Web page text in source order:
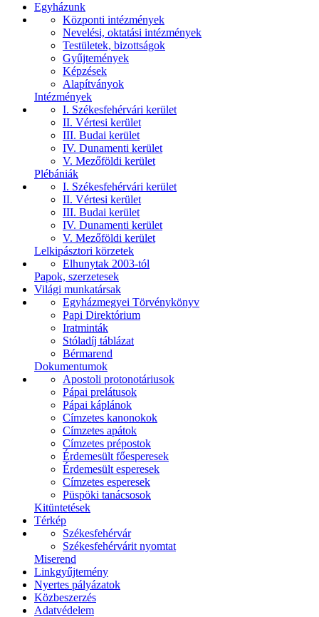
Egyházunk
Központi intézmények
Nevelési, oktatási intézmények
Testületek, bizottságok
Gyűjtemények
Képzések
Alapítványok
Intézmények
I. Székesfehérvári kerület
II. Vértesi kerület
III. Budai kerület
IV. Dunamenti kerület
V. Mezőföldi kerület
Plébániák
I. Székesfehérvári kerület
II. Vértesi kerület
III. Budai kerület
IV. Dunamenti kerület
V. Mezőföldi kerület
Lelkipásztori körzetek
Elhunytak 2003-tól
Papok, szerzetesek
Világi munkatársak
Egyházmegyei Törvénykönyv
Papi Direktórium
Iratminták
Stóladíj táblázat
Bérmarend
Dokumentumok
Apostoli protonotáriusok
Pápai prelátusok
Pápai káplánok
Címzetes kanonokok
Címzetes apátok
Címzetes prépostok
Érdemesült főesperesek
Érdemesült esperesek
Címzetes esperesek
Püspöki tanácsosok
Kitüntetések
Térkép
Székesfehérvár
Székesfehérvárit nyomtat
Miserend
Linkgyűjtemény
Nyertes pályázatok
Közbeszerzés
Adatvédelem